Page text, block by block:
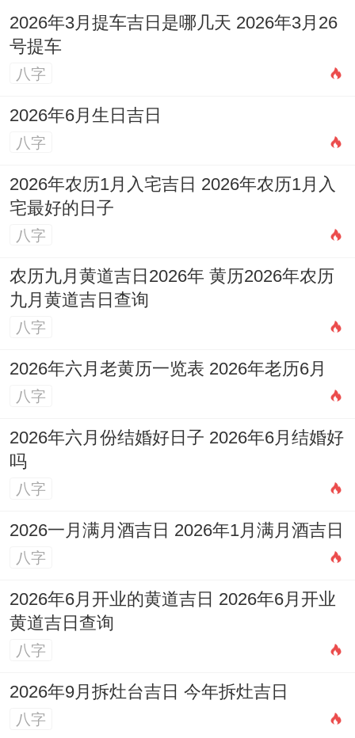
当大家把生肖智慧融入现代生活，说不定能
在手环中加入属相健康提示，用增强现实
（AR）技术重现五福生肖的守护场景 让古
归咎于这些是实~毕竟,真正的幸福密码;永远
藏在传统同创新的交响里面。
2026年3月提车吉日是哪几天 2026年3月26
号提车
八字
2026年6月生日吉日
八字
2026年农历1月入宅吉日 2026年农历1月入
宅最好的日子
八字
农历九月黄道吉日2026年 黄历2026年农历
九月黄道吉日查询
八字
2026年六月老黄历一览表 2026年老历6月
八字
2026年六月份结婚好日子 2026年6月结婚好
吗
八字
2026一月满月酒吉日 2026年1月满月酒吉日
八字
2026年6月开业的黄道吉日 2026年6月开业
黄道吉日查询
八字
2026年9月拆灶台吉日 今年拆灶吉日
八字